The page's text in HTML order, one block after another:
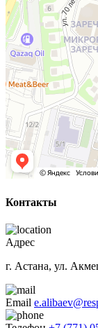
Контакты
Адрес
г. Астана, ул.
Email